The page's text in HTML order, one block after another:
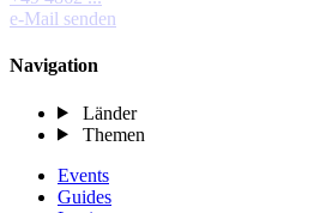
e-Mail senden
Navigation
Länder
Themen
Events
Guides